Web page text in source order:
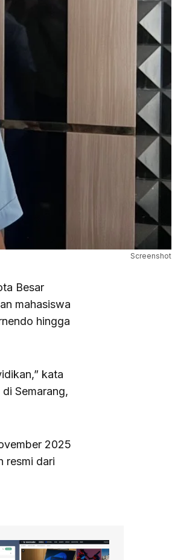
Screenshot
Besar
mahasiswa
hingga
kata
Semarang,
2025
resmi dari